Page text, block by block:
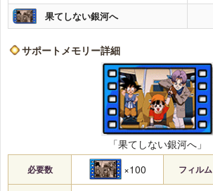
果てしない銀河へ
サポートメモリー詳細
「果てしない銀河へ」
必要数 ×100 フィルム